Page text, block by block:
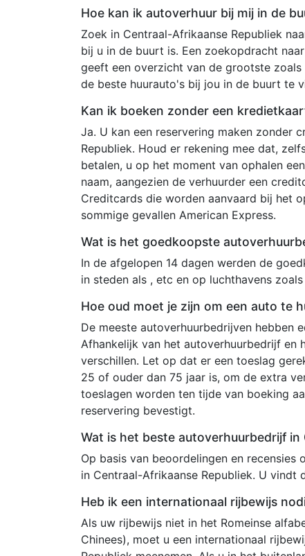
Hoe kan ik autoverhuur bij mij in de
Zoek in Centraal-Afrikaanse Republiek
bij u in de buurt is. Een zoekopdracht
geeft een overzicht van de grootste
de beste huurauto's bij jou in de buurt te
Kan ik boeken zonder een
Ja. U kan een reservering maken zonder
Republiek. Houd er rekening mee dat,
betalen, u op het moment van ophalen
naam, aangezien de verhuurder een
Creditcards die worden aanvaard bij het
sommige gevallen American Express.
Wat is het goedkoopste
In de afgelopen 14 dagen werden de
in steden als , etc en op luchthavens zoals
Hoe oud moet je zijn om een auto te
De meeste autoverhuurbedrijven hebben
Afhankelijk van het autoverhuurbedrijf en
verschillen. Let op dat er een toeslag
25 of ouder dan 75 jaar is, om de extra
toeslagen worden ten tijde van boeking
reservering bevestigt.
Wat is het beste autoverhuurbedrijf in
Op basis van beoordelingen en
in Centraal-Afrikaanse Republiek. U vindt
Heb ik een internationaal rijbewijs
Als uw rijbewijs niet in het Romeinse
Chinees), moet u een internationaal